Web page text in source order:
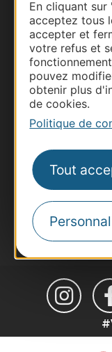
En cliquant
acceptez tous
accepter et
votre refus et
pouvez
obtenir plus
de cookies.
Politique de
Tout
Thermalisme
Business/Mice
Pros
Site presse et
Voyagistes
Destination
Inscrivez-vous
Destination
Je